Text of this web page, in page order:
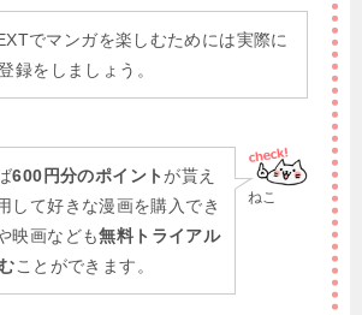
でマンガを楽しむためには実際に
録をしましょう。
ねこ
600円分のポイント が貰え
して好きな漫画を購入でき
映画なども無料トライアル
ことができます。